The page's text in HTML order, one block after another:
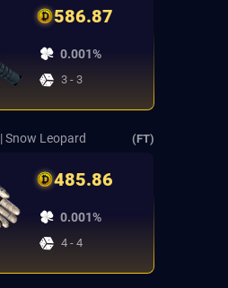
586.87
0.001%
3 - 3
| Snow Leopard (FT)
485.86
0.001%
4 - 4